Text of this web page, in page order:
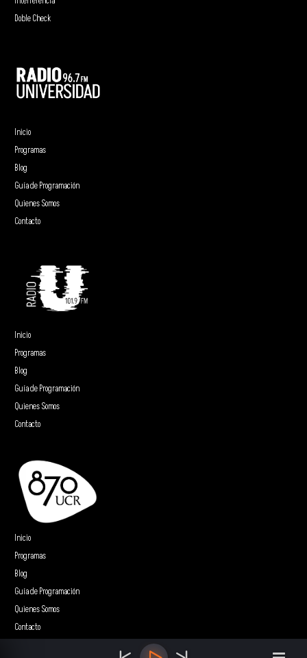
Doble Check
Inicio
Programas
Blog
Guía de Programación
Quienes Somos
Contacto
Inicio
Programas
Blog
Guía de Programación
Quienes Somos
Contacto
Inicio
Programas
Blog
Guía de Programación
Quienes Somos
Contacto